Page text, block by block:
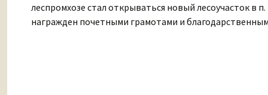
леспромхозе стал открываться новый лесоучасток в
награжден почетными грамотами и